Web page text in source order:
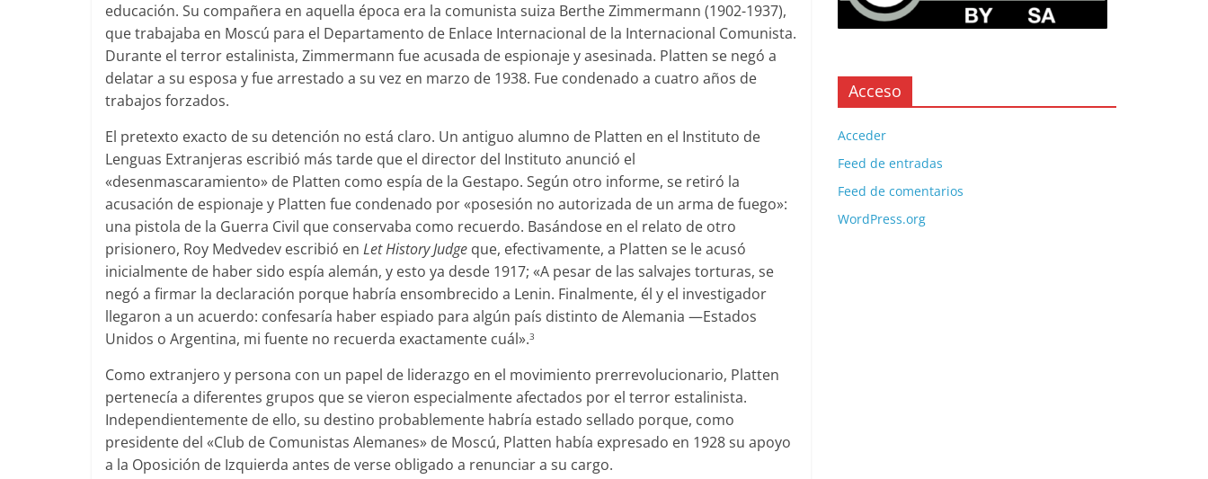
educación. Su compañera en aquella época era la comunista suiza Berthe Zimmermann (1902-1937),
que trabajaba en Moscú para el Departamento de Enlace Internacional de la Internacional Comunista.
Durante el terror estalinista, Zimmermann fue acusada de espionaje y asesinada. Platten se negó a
delatar a su esposa y fue arrestado a su vez en marzo de 1938. Fue condenado a cuatro años de
trabajos forzados.
El pretexto exacto de su detención no está claro. Un antiguo alumno de Platten en el Instituto de
Lenguas Extranjeras escribió más tarde que el director del Instituto anunció el
«desenmascaramiento» de Platten como espía de la Gestapo. Según otro informe, se retiró la
acusación de espionaje y Platten fue condenado por «posesión no autorizada de un arma de fuego»:
una pistola de la Guerra Civil que conservaba como recuerdo. Basándose en el relato de otro
prisionero, Roy Medvedev escribió en Let History Judge que, efectivamente, a Platten se le acusó
inicialmente de haber sido espía alemán, y esto ya desde 1917; «A pesar de las salvajes torturas, se
negó a firmar la declaración porque habría ensombrecido a Lenin. Finalmente, él y el investigador
llegaron a un acuerdo: confesaría haber espiado para algún país distinto de Alemania —Estados
Unidos o Argentina, mi fuente no recuerda exactamente cuál».3
Como extranjero y persona con un papel de liderazgo en el movimiento prerrevolucionario, Platten
pertenecía a diferentes grupos que se vieron especialmente afectados por el terror estalinista.
Independientemente de ello, su destino probablemente habría estado sellado porque, como
presidente del «Club de Comunistas Alemanes» de Moscú, Platten había expresado en 1928 su apoyo
a la Oposición de Izquierda antes de verse obligado a renunciar a su cargo.
Acceso
Acceder
Feed de entradas
Feed de comentarios
WordPress.org